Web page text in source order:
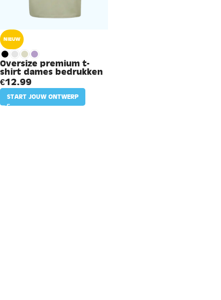
NIEUW
Oversize premium t-
shirt dames bedrukken
€12.99
START JOUW ONTWERP